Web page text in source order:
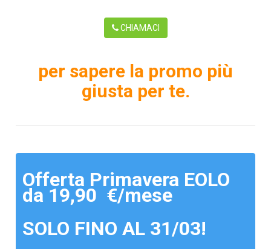
CHIAMACI
per sapere la promo più
giusta per te.
Offerta Primavera EOLO
da 19,90 €/mese
SOLO FINO AL 31/03!